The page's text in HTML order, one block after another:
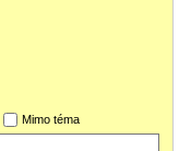
Mimo téma